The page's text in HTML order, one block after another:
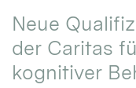
Neue
der Caritas
kognitiver